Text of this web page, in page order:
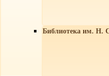
Библиотека им. Н.